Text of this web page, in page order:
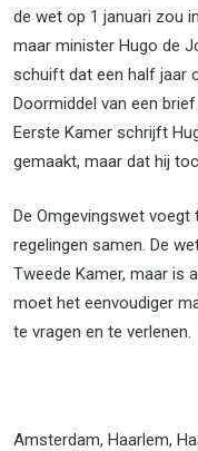
de wet op 1 januari zou
maar minister Hugo de
schuift dat een half jaar
Doormiddel van een
Eerste Kamer schrijft
gemaakt, maar dat hij
De Omgevingswet
regelingen samen. De
Tweede Kamer, maar is
moet het eenvoudiger
te vragen en te verlenen.
Amsterdam, Haarlem,